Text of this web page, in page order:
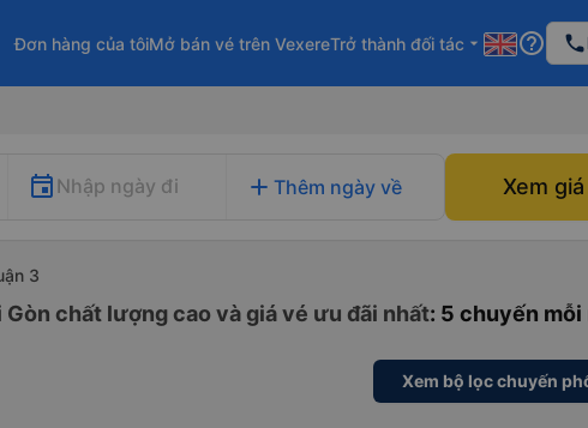
Đơn hàng của tôiMở bán vé trên VexereTrở thành đối tác arrow_drop_down help_outline phone
Nhập ngày đi add Thêm ngày về Xem giá
3
chất lượng cao và giá vé ưu đãi nhất: 5 chuyến mỗi
Xem bộ lọc chuyến